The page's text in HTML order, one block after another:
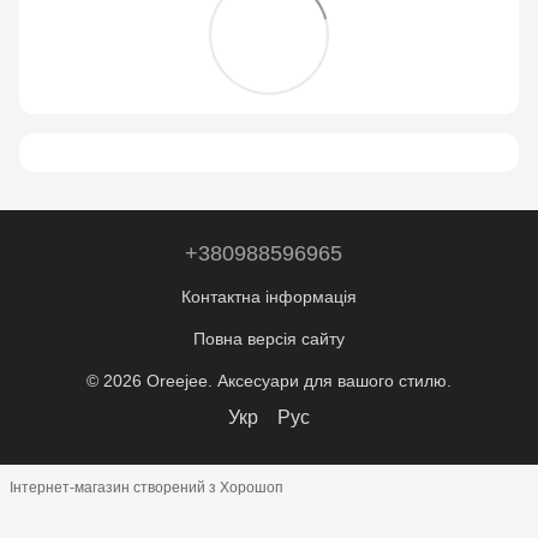
+380988596965
Контактна інформація
Повна версія сайту
© 2026 Oreejee. Аксесуари для вашого стилю.
Укр Рус
Інтернет-магазин створений з Хорошоп